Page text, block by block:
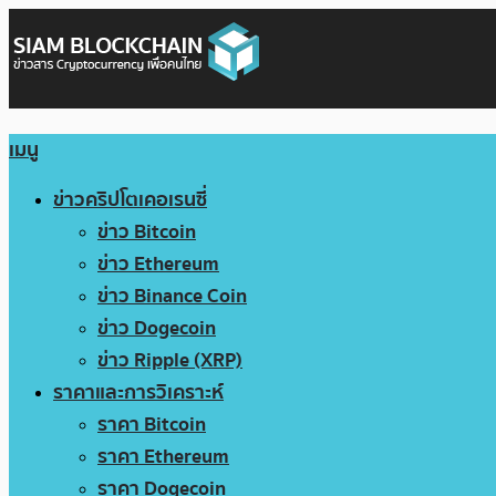
เมนู
ข่าวคริปโตเคอเรนซี่
ข่าว Bitcoin
ข่าว Ethereum
ข่าว Binance Coin
ข่าว Dogecoin
ข่าว Ripple (XRP)
ราคาและการวิเคราะห์
ราคา Bitcoin
ราคา Ethereum
ราคา Dogecoin